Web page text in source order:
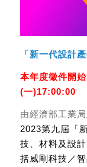
「新一代設計
本年度徵件開
(一)17:00:00
由經濟部工業
2023第九屆「
技、材料及設
括威剛科技／